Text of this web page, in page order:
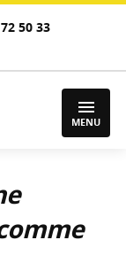
50 33
MENU